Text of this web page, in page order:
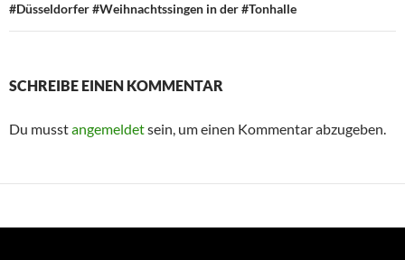
#Düsseldorfer #Weihnachtssingen in der #Tonhalle
SCHREIBE EINEN KOMMENTAR
Du musstangemeldetsein, um einen Kommentar abzugeben.